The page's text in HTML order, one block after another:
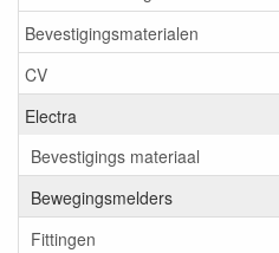
Bevestigingsmaterialen
CV
Electra
Bevestigings materiaal
Bewegingsmelders
Fittingen